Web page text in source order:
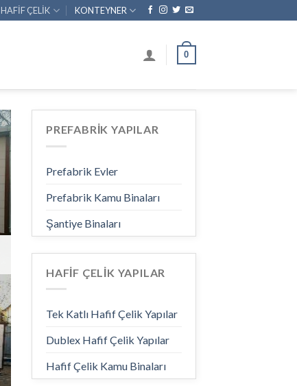
HAFİF ÇELİK KONTEYNER
0
PREFABRİK YAPILAR
Prefabrik Evler
Prefabrik Kamu Binaları
Şantiye Binaları
HAFİF ÇELİK YAPILAR
Tek Katlı Hafif Çelik Yapılar
Dublex Hafif Çelik Yapılar
Hafif Çelik Kamu Binaları